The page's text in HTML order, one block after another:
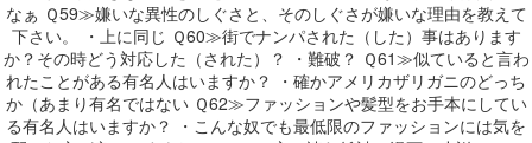
なぁ Ｑ59≫嫌いな異性のしぐさと、そのしぐさが嫌いな理由を教えて
下さい。 ・上に同じ Ｑ60≫街でナンパされた（した）事はあります
か？その時どう対応した（された）？ ・難破？ Ｑ61≫似ていると言わ
れたことがある有名人はいますか？ ・確かアメリカザリガニのどっち
か（あまり有名ではない Ｑ62≫ファッションや髪型をお手本にしてい
る有名人はいますか？ ・こんな奴でも最低限のファッションには気を